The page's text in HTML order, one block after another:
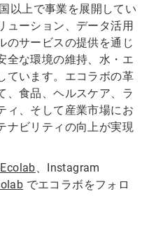
以上で事業を展開してい
ューション、データ活用
のサービスの提供を通じ
全な環境の維持、水・エ
ています。エコラボの革
、食品、ヘルスケア、ラ
ィ、そして産業市場にお
ナビリティの向上が実現
、Instagram
でエコラボをフォロ